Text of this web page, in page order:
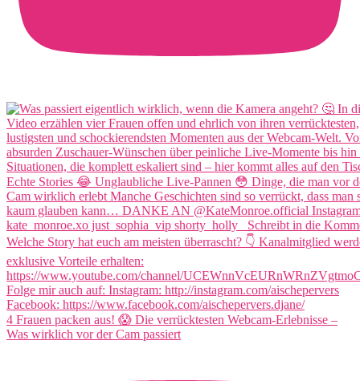
4 Frauen packen aus! 😱 Die verrücktesten Webcam-Erlebnisse –
Was wirklich vor der Cam passiert